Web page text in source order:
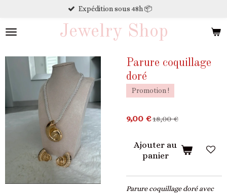
contenu
Jewelry Shop
Expédition sous 48h 📦
Parure coquillage
doré
Promotion !
9,00 €18,00 €
Ajouter au
panier
Parure coquillage doré avec